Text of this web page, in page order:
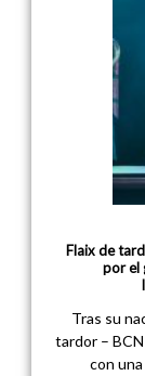
Flaix de
por el
Tras su
tardor –
con